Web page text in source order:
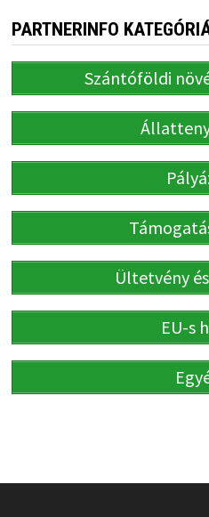
PARTNERINFO
Szántóföldi
Ültetvény
EU-s